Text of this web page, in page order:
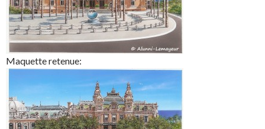
Maquette retenue: